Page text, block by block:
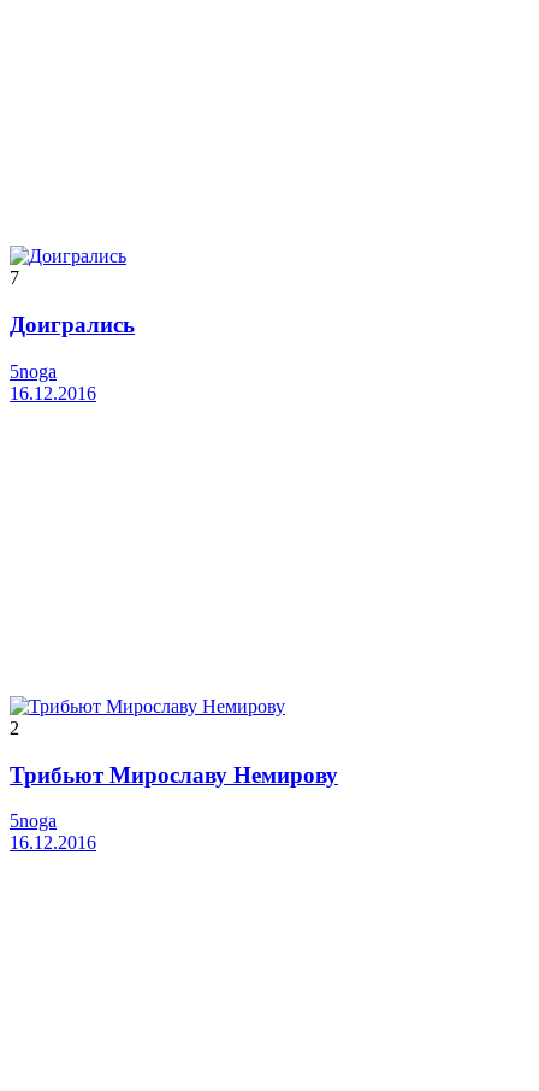
7
Доигрались
5noga
16.12.2016
2
Трибьют Мирославу Немирову
5noga
16.12.2016